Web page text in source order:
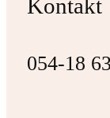
Kontakt
054-18